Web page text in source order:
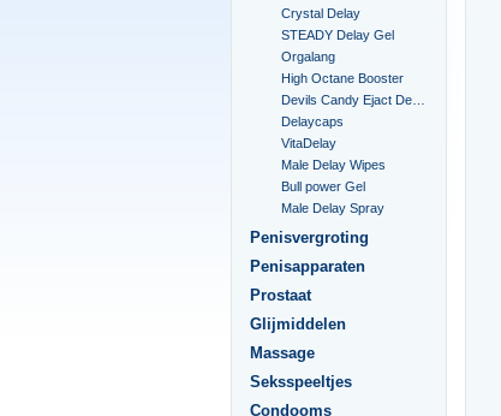
Crystal Delay
STEADY Delay Gel
Orgalang
High Octane Booster
Delaycaps
VitaDelay
Male Delay Wipes
Bull power Gel
Male Delay Spray
Penisvergroting
Penisapparaten
Prostaat
Glijmiddelen
Massage
Seksspeeltjes
Condooms